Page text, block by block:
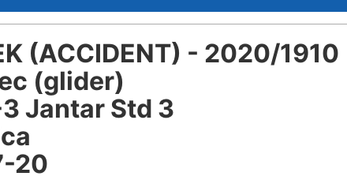
(ACCIDENT) - 2020/1910
(glider)
Jantar Std 3
20